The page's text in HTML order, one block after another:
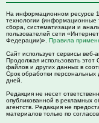
На информационном ресурсе
технологии (информационные
сбора, систематизации и
пользователей сети
Федерации)». Правила
Сайт использует сервисы веб-
Продолжая использовать этот
файлов и других данных в
Срок обработки
дней.
Редакция не несет
опубликованной в рекламных
агентств. Редакция не
материалов только по